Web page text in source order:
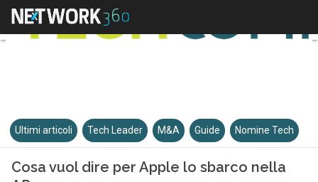
Ultimi articoli Tech Leader M&A Guide Nomine Tech
Cosa vuol dire per Apple lo sbarco nella